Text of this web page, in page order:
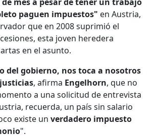
paguen impuestos" en Austria,
que en 2008 suprimió el
esta joven heredera
en el asunto.
del gobierno, nos toca a nosotros
, afirma Engelhorn, que no
a una solicitud de entrevista
recuerda, un país sin salario
existe un verdadero impuesto
".